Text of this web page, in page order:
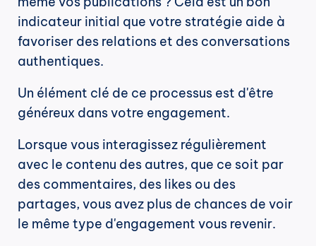
indicateur initial que votre stratégie aide à
favoriser des relations et des conversations
authentiques.
Un élément clé de ce processus est d'être
généreux dans votre engagement.
Lorsque vous interagissez régulièrement
avec le contenu des autres, que ce soit par
des commentaires, des likes ou des
partages, vous avez plus de chances de voir
le même type d'engagement vous revenir.